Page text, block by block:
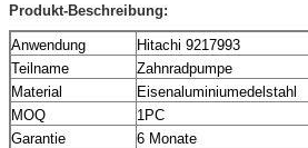
Produkt-Beschreibung:
Anwendung
Hitachi 9217993
Teilname
Zahnradpumpe
Material
Eisenaluminiumedelstahl
MOQ
1PC
Garantie
6 Monate